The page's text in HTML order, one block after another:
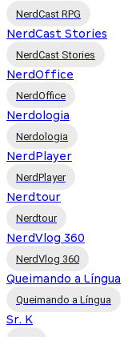
NerdCast RPG
NerdCast Stories
NerdCast Stories
NerdOffice
NerdOffice
Nerdologia
Nerdologia
NerdPlayer
NerdPlayer
Nerdtour
Nerdtour
NerdVlog 360
NerdVlog 360
Queimando a Língua
Queimando a Língua
Sr. K